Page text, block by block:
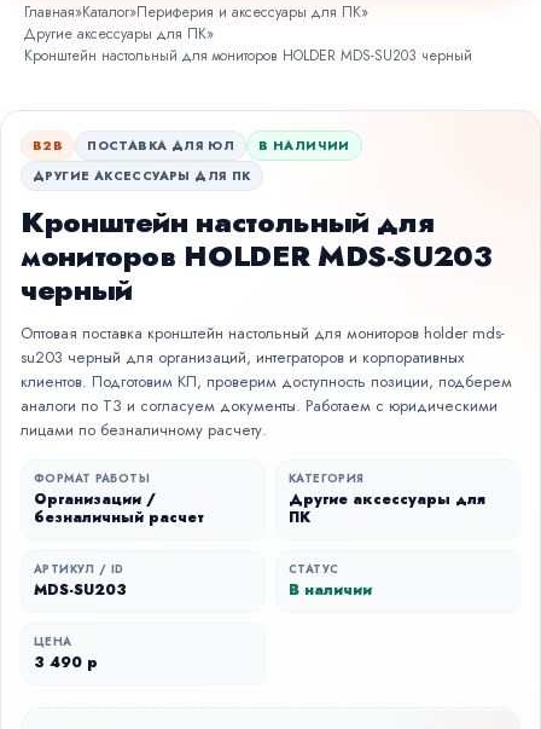
Главная»Каталог»Периферия и аксессуары для ПК»
Другие аксессуары для ПК»
Кронштейн настольный для мониторов HOLDER MDS-SU203 черный
B2B ПОСТАВКА ДЛЯ ЮЛ
В НАЛИЧИИ
ДРУГИЕ АКСЕССУАРЫ ДЛЯ ПК
Кронштейн настольный для
мониторов HOLDER MDS-SU203
черный
Оптовая поставка кронштейн настольный для мониторов holder mds-
su203 черный для организаций, интеграторов и корпоративных
клиентов. Подготовим КП, проверим доступность позиции, подберем
аналоги по ТЗ и согласуем документы. Работаем с юридическими
лицами по безналичному расчету.
ФОРМАТ РАБОТЫ
Организации /
безналичный расчет
КАТЕГОРИЯ
Другие аксессуары для
ПК
АРТИКУЛ / ID
MDS-SU203
СТАТУС
В наличии
ЦЕНА
3 490 р